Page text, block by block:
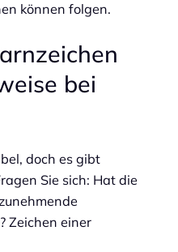
können folgen.
bei
doch es gibt
Sie sich: Hat die
Zeichen einer